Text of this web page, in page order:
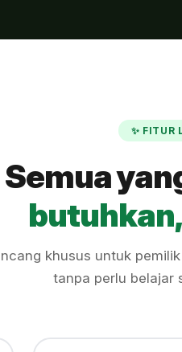
✨ FITUR
Semua
khusus untuk
tanpa perlu belajar